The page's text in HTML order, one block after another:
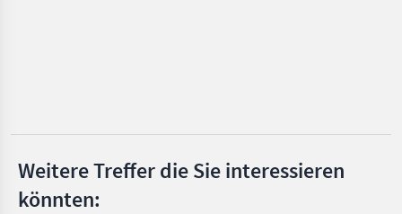
Weitere Treffer die Sie interessieren
könnten: